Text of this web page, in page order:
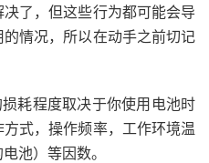
了，但这些行为都可能会导
情况，所以在动手之前切记
耗程度取决于你使用电池时
式，操作频率，工作环境温
池）等因数。